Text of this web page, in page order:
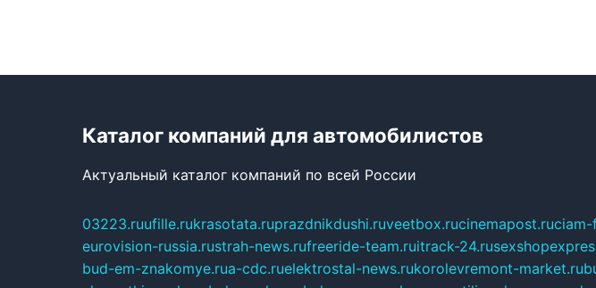
Каталог компаний для автомобилистов
Актуальный каталог компаний по всей России
03223.ruufille.rukrasotata.ruprazdnikdushi.ruveetbox.rucinemapost.ruciam-
eurovision-russia.rustrah-news.rufreeride-team.ruitrack-24.ru
bud-em-znakomye.rua-cdc.ruelektrostal-news.rukorolevremont-market.ru